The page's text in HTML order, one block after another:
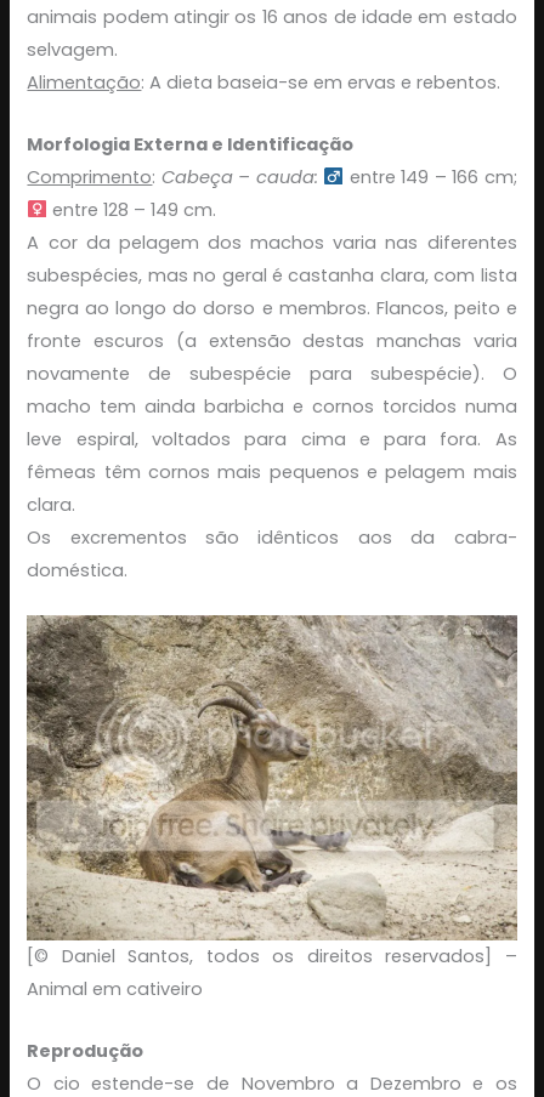
animais podem atingir os 16 anos de idade em estado
selvagem.
Alimentação: A dieta baseia-se em ervas e rebentos.
Morfologia Externa e Identificação
Comprimento: Cabeça – cauda:
entre 149 – 166 cm;
entre 128 – 149 cm.
A cor da pelagem dos machos varia nas diferentes
subespécies, mas no geral é castanha clara, com lista
negra ao longo do dorso e membros. Flancos, peito e
fronte escuros (a extensão destas manchas varia
novamente de subespécie para subespécie). O
macho tem ainda barbicha e cornos torcidos numa
leve espiral, voltados para cima e para fora. As
fêmeas têm cornos mais pequenos e pelagem mais
clara.
Os excrementos são idênticos aos da cabra-
doméstica.
[© Daniel Santos, todos os direitos reservados] –
Animal em cativeiro
Reprodução
O cio estende-se de Novembro a Dezembro e os